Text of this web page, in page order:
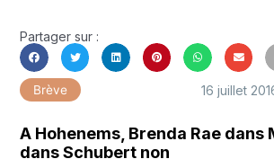
Partager sur :
Brève 16 juillet
A Hohenems, Brenda Rae dans
dans Schubert non